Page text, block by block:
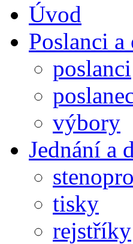
Úvod
Poslanci a
poslanci
výbory
Jednání a
tisky
rejstříky